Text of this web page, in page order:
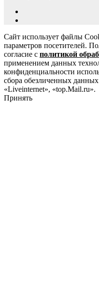
Сайт использует файлы
параметров посетителей.
согласие с политикой
применением данных
конфиденциальности
сбора обезличенных
«Liveinternet», «top.Mail.ru».
Принять